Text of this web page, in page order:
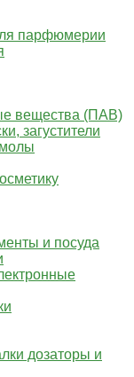
парфюмерии
вещества (ПАВ)
загустители
и посуда
дозаторы и